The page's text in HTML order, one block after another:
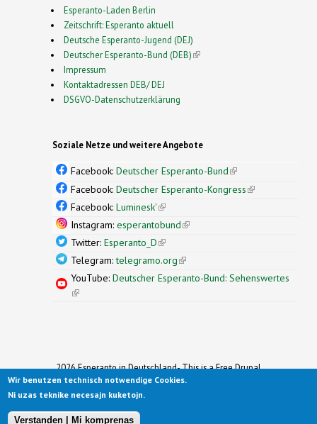
Esperanto-Laden Berlin
Zeitschrift: Esperanto aktuell
Deutsche Esperanto-Jugend (DEJ)
Deutscher Esperanto-Bund (DEB)(link is external)
Impressum
Kontaktadressen DEB/ DEJ
DSGVO-Datenschutzerklärung
Soziale Netze und weitere Angebote
Facebook: Deutscher Esperanto-Bund(link is
external)
Facebook: Deutscher Esperanto-Kongress(link is
Facebook: Luminesk'(link is external)
Instagram: esperantobund(link is external)
Twitter: Esperanto_D(link is external)
Telegram:telegramo.org(link is external)
YouTube: Deutscher Esperanto-Bund: Sehenswertes
(link is external)
2026 Esperanto in Deutschland- This is a Free Drupal
Theme
Ported to Drupal for the Open Source Community by
Original design by
Wir benutzen technisch notwendige Cookies.
Ni uzas teknike necesajn kuketojn.
Verstanden | Mi komprenas